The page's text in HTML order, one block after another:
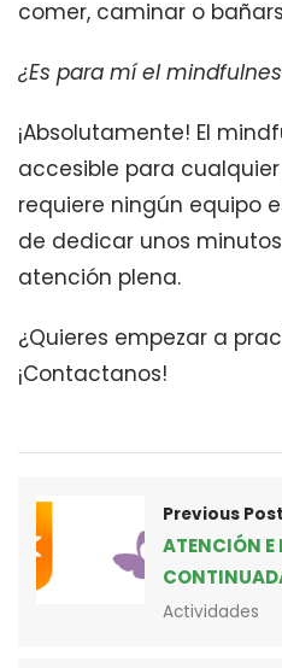
comer, caminar o
¿Es para mí el
¡Absolutamente! El
accesible para cualquier
requiere ningún equipo
de dedicar unos
atención plena.
¿Quieres empezar a
¡Contactanos!
Previous Post
ATENCIÓN
Actividades